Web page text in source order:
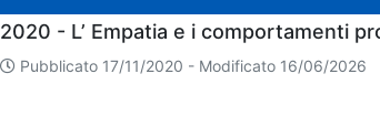
Home
2020 - L’ Empatia e i comportamenti
Pubblicato 17/11/2020 - Modificato 16/06/2026